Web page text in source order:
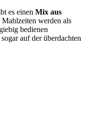
es einen Mix aus
Mahlzeiten werden als
bedienen
auf der überdachten